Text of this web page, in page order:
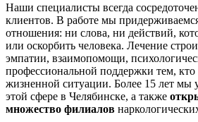
Наши специалисты всегда
клиентов. В работе мы
отношения: ни слова, ни действий,
или оскорбить человека. Лечение
эмпатии, взаимопомощи,
профессиональной поддержки тем, кто
жизненной ситуации. Более 15 лет мы
этой сфере в Челябинске, а также
множество филиалов